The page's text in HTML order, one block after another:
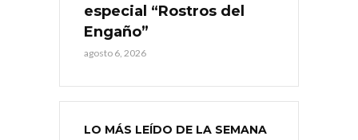
especial “Rostros del
Engaño”
agosto 6, 2026
LO MÁS LEÍDO DE LA SEMANA